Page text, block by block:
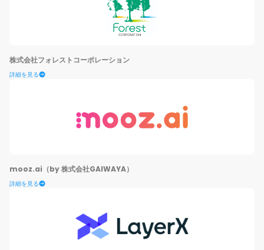
株式会社フォレストコーポレーション
詳細を見る
mooz.ai（by 株式会社GAIWAYA）
詳細を見る